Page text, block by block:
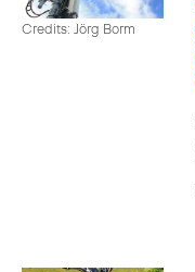
Credits: Jörg Borm